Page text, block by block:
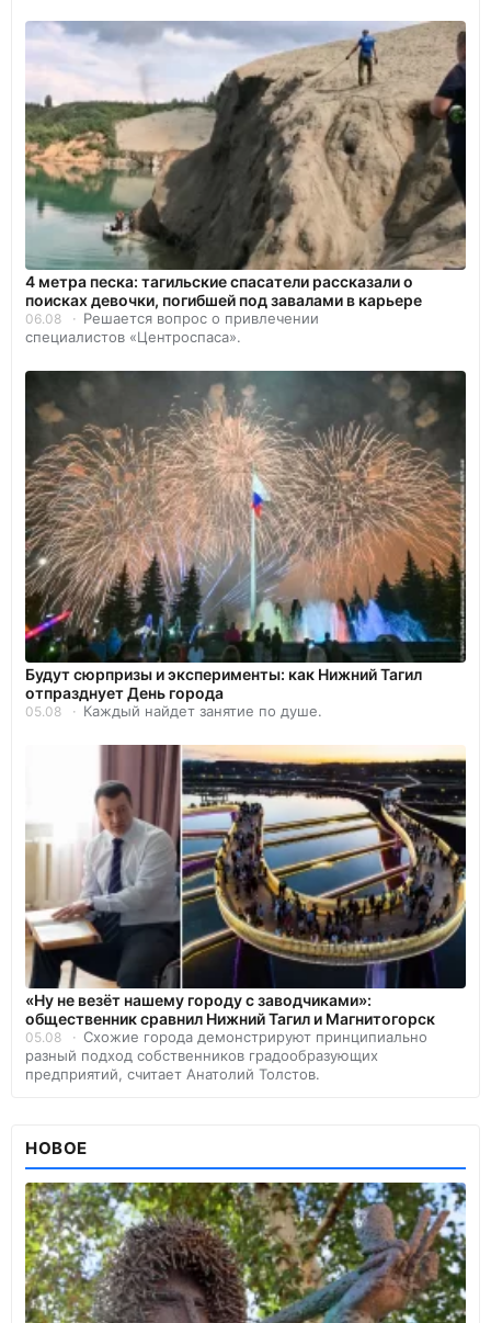
4 метра песка: тагильские спасатели рассказали о
поисках девочки, погибшей под завалами в карьере
06.08
Решается вопрос о привлечении
специалистов «Центроспаса».
Будут сюрпризы и эксперименты: как Нижний Тагил
отпразднует День города
05.08 Каждый найдет занятие по душе.
«Ну не везёт нашему городу с заводчиками»:
общественник сравнил Нижний Тагил и Магнитогорск
05.08
Схожие города демонстрируют принципиально
разный подход собственников градообразующих
предприятий, считает Анатолий Толстов.
НОВОЕ